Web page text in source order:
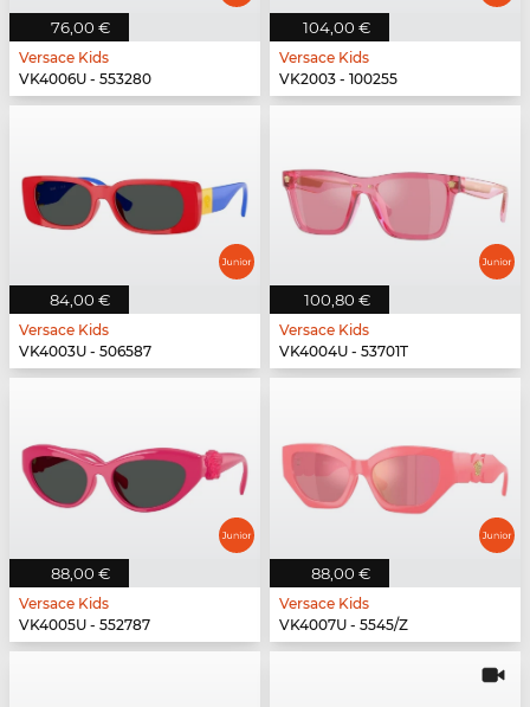
76,00 €
Versace Kids
VK4006U - 553280
104,00 €
Versace Kids
VK2003 - 100255
84,00 €
Versace Kids
VK4003U - 506587
100,80 €
Versace Kids
VK4004U - 53701T
88,00 €
Versace Kids
VK4005U - 552787
88,00 €
Versace Kids
VK4007U - 5545/Z